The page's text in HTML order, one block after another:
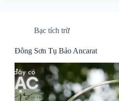
Bạc tích trữ
Đông Sơn Tụ Bảo Ancarat